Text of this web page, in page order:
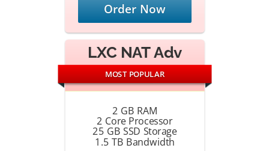
Order Now
LXC NAT Adv
MOST POPULAR
2 GB RAM
2 Core Processor
25 GB SSD Storage
1.5 TB Bandwidth